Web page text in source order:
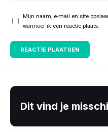
Mijn naam, e-mail en site
wanneer ik een reactie plaats.
Dit vind je